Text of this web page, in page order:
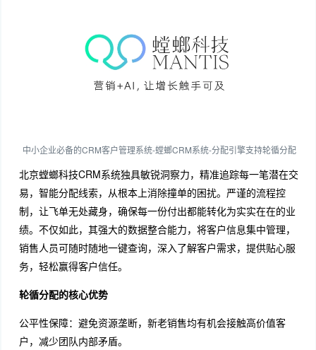
中小企业必备的CRM客户管理系统-螳螂CRM系统-分配引擎支持轮循分配
北京螳螂科技CRM系统独具敏锐洞察力，精准追踪每一笔潜在交
易，智能分配线索，从根本上消除撞单的困扰。严谨的流程控
制，让飞单无处藏身，确保每一份付出都能转化为实实在在的业
绩。不仅如此，其强大的数据整合能力，将客户信息集中管理，
销售人员可随时随地一键查询，深入了解客户需求，提供贴心服
务，轻松赢得客户信任。
轮循分配的核心优势
公平性保障：避免资源垄断，新老销售均有机会接触高价值客
户，减少团队内部矛盾。